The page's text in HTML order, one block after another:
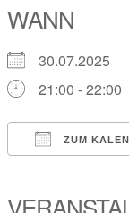
WANN
30.07.2025
21:00 - 22:00
ZUM